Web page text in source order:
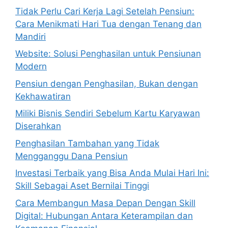
Tidak Perlu Cari Kerja Lagi Setelah Pensiun:
Cara Menikmati Hari Tua dengan Tenang dan
Mandiri
Website: Solusi Penghasilan untuk Pensiunan
Modern
Pensiun dengan Penghasilan, Bukan dengan
Kekhawatiran
Miliki Bisnis Sendiri Sebelum Kartu Karyawan
Diserahkan
Penghasilan Tambahan yang Tidak
Mengganggu Dana Pensiun
Investasi Terbaik yang Bisa Anda Mulai Hari Ini:
Skill Sebagai Aset Bernilai Tinggi
Cara Membangun Masa Depan Dengan Skill
Digital: Hubungan Antara Keterampilan dan